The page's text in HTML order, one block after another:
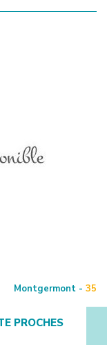
Montgermont - 35
PROCHES